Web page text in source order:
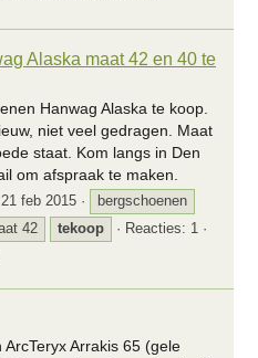
Alaska maat 42 en 40 te
Hanwag Alaska te koop.
niet veel gedragen. Maat
staat. Kom langs in Den
om afspraak te maken.
21 feb 2015
bergschoenen
42 tekoop
Reacties: 1
Arrakis 65 (gele